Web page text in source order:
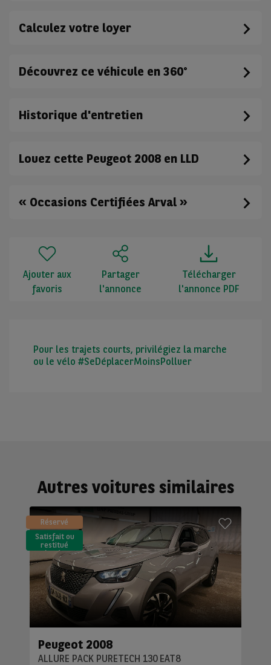
Calculez votre loyer
Découvrez ce véhicule en 360°
Historique d'entretien
Louez cette Peugeot 2008 en LLD
« Occasions Certifiées Arval »
Ajouter aux
favoris
Partager
l'annonce
Télécharger
l'annonce PDF
Pour les trajets courts, privilégiez la marche
ou le vélo #SeDéplacerMoinsPolluer
Autres voitures similaires
Réservé
Satisfait ou
restitué
(LLD)*
Peugeot 2008
ALLURE PACK PURETECH 130 EAT8